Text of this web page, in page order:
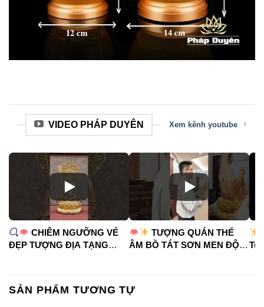
VIDEO PHÁP DUYÊN Xem kênh youtube
CHIÊM NGƯỠNG VẺ
ĐẸP TƯỢNG ĐỊA TẠNG
#tuongphat
#diatangvuongbotat
TƯỢNG QUÁN THẾ
ÂM BỒ TÁT SƠN MEN ĐỘ
SẢN PHẨM TƯƠNG TỰ